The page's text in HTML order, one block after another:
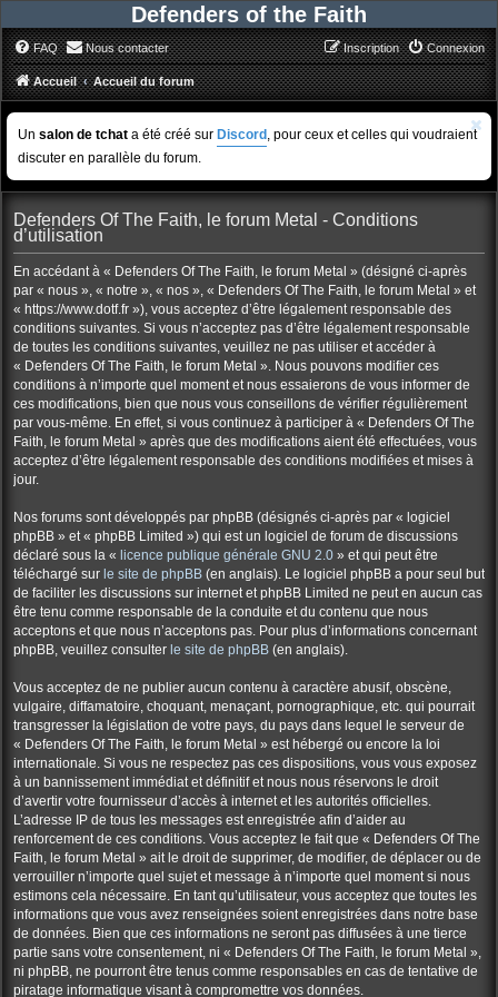
Defenders of the Faith
FAQ Nous contacter Connexion
Inscription
Accueil Accueil du forum
Un salon de tchat a été créé sur Discord , pour ceux et celles qui voudraient
discuter en parallèle du forum.
Defenders Of The Faith, le forum Metal - Conditions
d’utilisation
En accédant à « Defenders Of The Faith, le forum Metal » (désigné ci-après
par « nous », « notre », « nos », « Defenders Of The Faith, le forum Metal » et
« https://www.dotf.fr »), vous acceptez d’être légalement responsable des
conditions suivantes. Si vous n’acceptez pas d’être légalement responsable
de toutes les conditions suivantes, veuillez ne pas utiliser et accéder à
« Defenders Of The Faith, le forum Metal ». Nous pouvons modifier ces
conditions à n’importe quel moment et nous essaierons de vous informer de
ces modifications, bien que nous vous conseillons de vérifier régulièrement
par vous-même. En effet, si vous continuez à participer à « Defenders Of The
Faith, le forum Metal » après que des modifications aient été effectuées, vous
acceptez d’être légalement responsable des conditions modifiées et mises à
jour.
Nos forums sont développés par phpBB (désignés ci-après par « logiciel
phpBB » et « phpBB Limited ») qui est un logiciel de forum de discussions
déclaré sous la « licence publique générale GNU 2.0 » et qui peut être
téléchargé sur le site de phpBB (en anglais). Le logiciel phpBB a pour seul but
de faciliter les discussions sur internet et phpBB Limited ne peut en aucun cas
être tenu comme responsable de la conduite et du contenu que nous
acceptons et que nous n’acceptons pas. Pour plus d’informations concernant
phpBB, veuillez consulter le site de phpBB (en anglais).
Vous acceptez de ne publier aucun contenu à caractère abusif, obscène,
vulgaire, diffamatoire, choquant, menaçant, pornographique, etc. qui pourrait
transgresser la législation de votre pays, du pays dans lequel le serveur de
« Defenders Of The Faith, le forum Metal » est hébergé ou encore la loi
internationale. Si vous ne respectez pas ces dispositions, vous vous exposez
à un bannissement immédiat et définitif et nous nous réservons le droit
d’avertir votre fournisseur d’accès à internet et les autorités officielles.
L’adresse IP de tous les messages est enregistrée afin d’aider au
renforcement de ces conditions. Vous acceptez le fait que « Defenders Of The
Faith, le forum Metal » ait le droit de supprimer, de modifier, de déplacer ou de
verrouiller n’importe quel sujet et message à n’importe quel moment si nous
estimons cela nécessaire. En tant qu’utilisateur, vous acceptez que toutes les
informations que vous avez renseignées soient enregistrées dans notre base
de données. Bien que ces informations ne seront pas diffusées à une tierce
partie sans votre consentement, ni « Defenders Of The Faith, le forum Metal »,
ni phpBB, ne pourront être tenus comme responsables en cas de tentative de
piratage informatique visant à compromettre vos données.